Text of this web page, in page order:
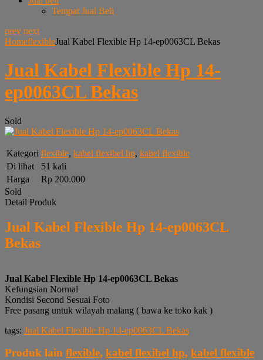
Tempat Jual Beli
prev next
HomeflexibleJual Kabel Flexible Hp 14-ep0063CL Bekas
Jual Kabel Flexible Hp 14-
ep0063CL Bekas
Sold
Kategori flexible, kabel flexibel hp, kabel flexible
Di lihat
51 kali
Harga
Rp 200.000
Sold
Detail Produk
Jual Kabel Flexible Hp 14-ep0063CL
Bekas
Jual Kabel Flexible Hp 14-ep0063CL Bekas
Kefungsian Normal
Kondisi Second Sesuai Foto
Free pasang untuk wilayah malang ( bawa ke toko kak )
tags: Jual Kabel Flexible Hp 14-ep0063CL Bekas
Produk lain flexible, kabel flexibel hp, kabel flexible